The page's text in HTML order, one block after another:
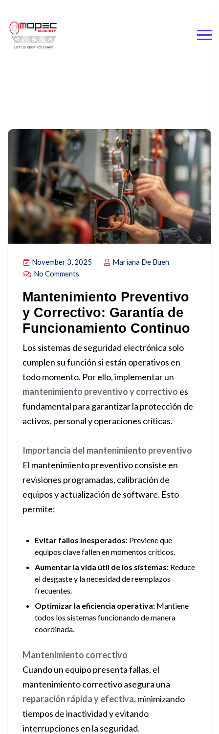
November 3, 2025
Mariana De Buen
No Comments
Mantenimiento Preventivo
y Correctivo: Garantía de
Funcionamiento Continuo
Los sistemas de seguridad electrónica solo
cumplen su función si están operativos en
todo momento. Por ello, implementar un
mantenimiento preventivo y correctivo es
fundamental para garantizar la protección de
activos, personal y operaciones críticas.
Importancia del mantenimiento preventivo
El mantenimiento preventivo consiste en
revisiones programadas, calibración de
equipos y actualización de software. Esto
permite:
Evitar fallos inesperados: Previene que
equipos clave fallen en momentos críticos.
Aumentar la vida útil de los sistemas: Reduce
el desgaste y la necesidad de reemplazos
frecuentes.
Optimizar la eficiencia operativa: Mantiene
todos los sistemas funcionando de manera
coordinada.
Mantenimiento correctivo
Cuando un equipo presenta fallas, el
mantenimiento correctivo asegura una
reparación rápida y efectiva, minimizando
tiempos de inactividad y evitando
interrupciones en la seguridad.